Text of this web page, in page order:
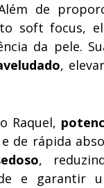
de
soft focus,
da pele.
,
Raquel,
de rápida
,
e garantir